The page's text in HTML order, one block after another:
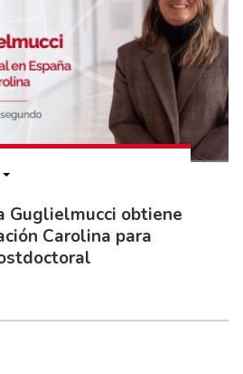
Guglielmucci obtiene
Carolina para